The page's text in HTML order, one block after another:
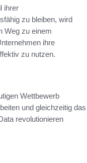
ihrer
zu bleiben, wird
Weg zu einem
ihre
zu nutzen.
Wettbewerb
und gleichzeitig das
revolutionieren